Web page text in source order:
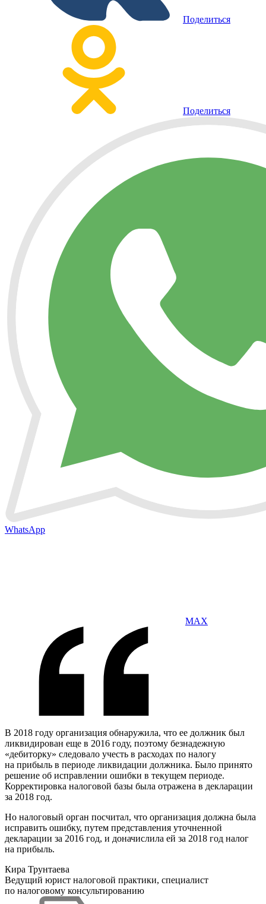
Поделиться
Поделиться
WhatsApp
MAX
В 2018 году организация обнаружила, что ее должник был
ликвидирован еще в 2016 году, поэтому безнадежную
«дебиторку» следовало учесть в расходах по налогу
на прибыль в периоде ликвидации должника. Было принято
решение об исправлении ошибки в текущем периоде.
Корректировка налоговой базы была отражена в декларации
за 2018 год.
Но налоговый орган посчитал, что организация должна была
исправить ошибку, путем представления уточненной
декларации за 2016 год, и доначислила ей за 2018 год налог
на прибыль.
Кира Трунтаева
Ведущий юрист налоговой практики, специалист
по налоговому консультированию